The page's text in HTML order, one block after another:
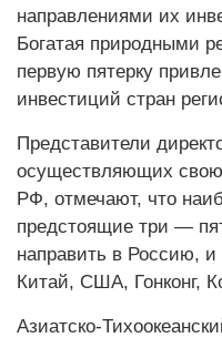
направлениями их
Богатая природными
первую пятерку
инвестиций стран
Представители
осуществляющих свою
РФ, отмечают, что
предстоящие три —
направить в Россию,
Китай, США, Гонконг,
Азиатско-